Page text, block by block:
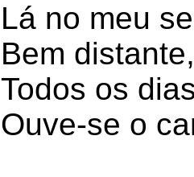
Lá no meu
Bem distante,
Todos os
Ouve-se o